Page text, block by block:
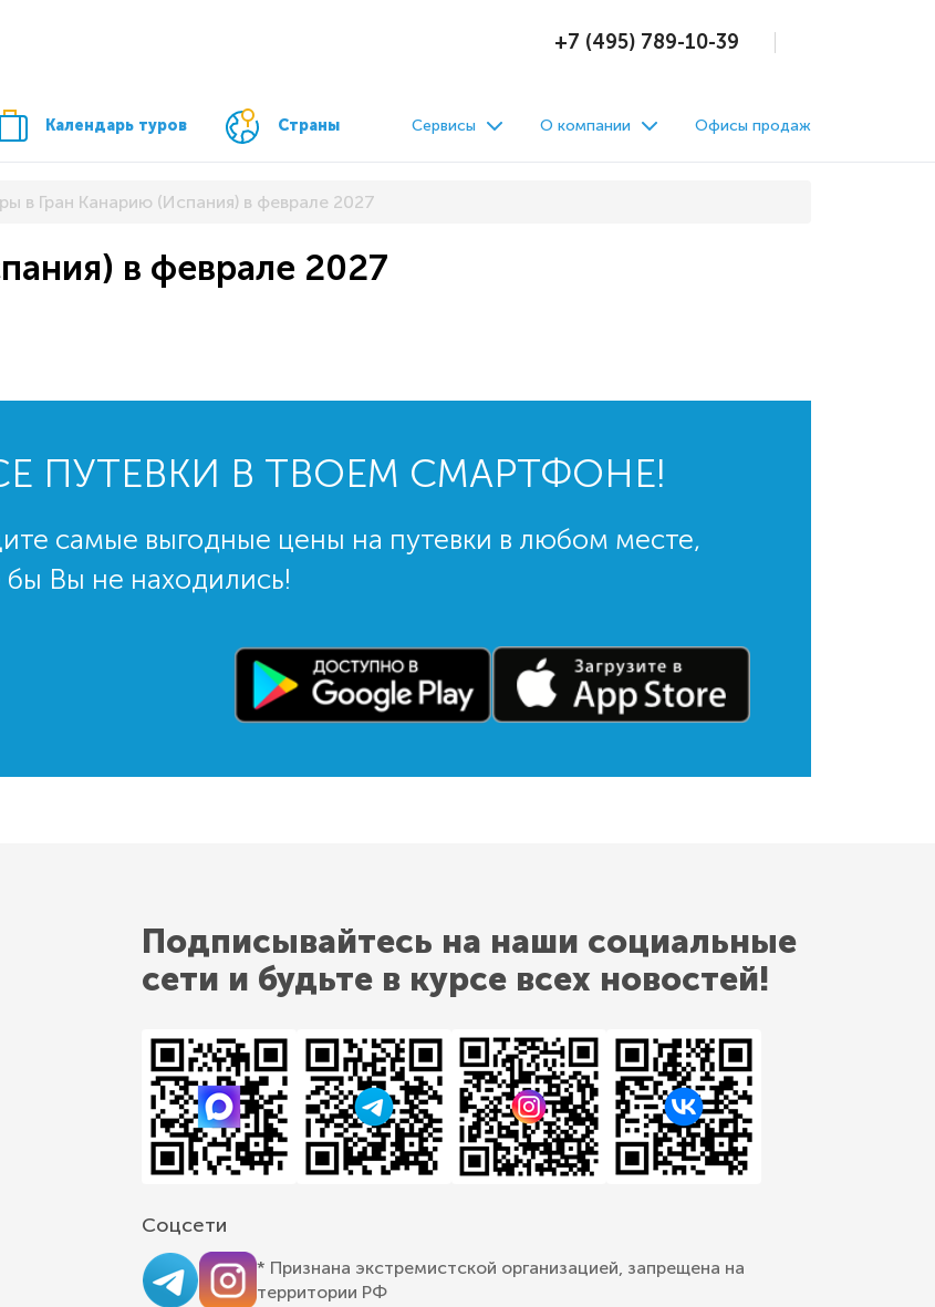
+7 (495) 789-10-39
Календарь туров Страны Сервисы О компании Офисы продаж
в Гран Канарию (Испания) в феврале 2027
в феврале 2027
ПУТЕВКИ В ТВОЕМ СМАРТФОНЕ!
самые выгодные цены на путевки в любом месте,
бы Вы не находились!
Подписывайтесь на наши социальные
сети и будьте в курсе всех новостей!
Соцсети
* Признана экстремистской организацией, запрещена на
территории РФ